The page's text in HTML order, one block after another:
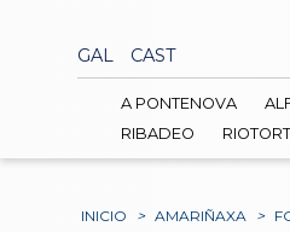
GAL CAST
A PONTENOVA
RIBADEO
INICIO > AMARIÑAXA >